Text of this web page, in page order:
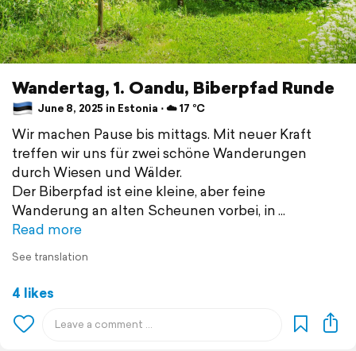
Wandertag, 1. Oandu, Biberpfad Runde
June 8, 2025 in Estonia ⋅ ☁️ 17 °C
Wir machen Pause bis mittags. Mit neuer Kraft
treffen wir uns für zwei schöne Wanderungen
durch Wiesen und Wälder.
Der Biberpfad ist eine kleine, aber feine
Wanderung an alten Scheunen vorbei, in
Read more
See translation
4 likes